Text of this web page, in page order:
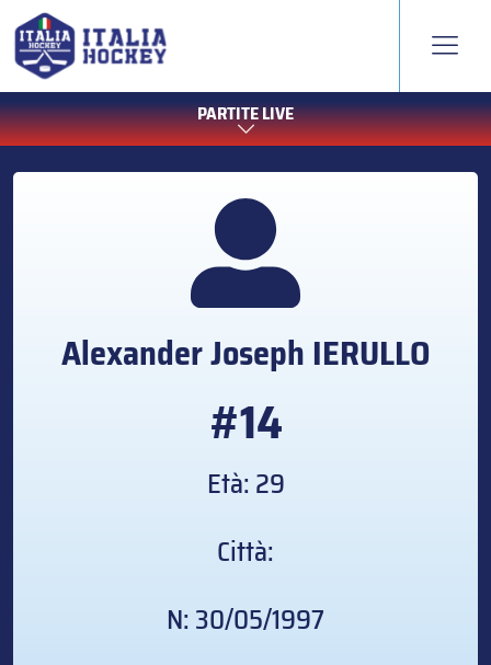
PARTITE LIVE
Alexander JosephIERULLO
#14
Età: 29
Città:
N: 30/05/1997